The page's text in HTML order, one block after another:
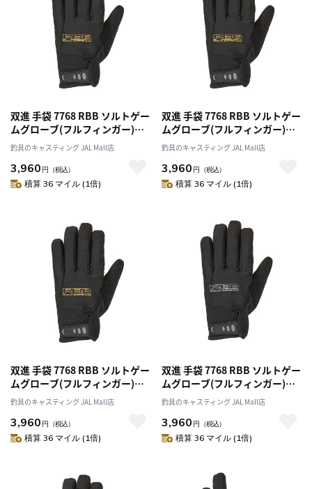
双進 手袋 7768 RBB ソルトゲー
ムグローブ(フルフィンガー)
ＢＬＫ／ゴールド Ｌサイズ
釣具のキャスティング JAL Mall店
3,960 円 （税込）
積算 36 マイル (1倍)
双進 手袋 7768 RBB ソルトゲー
ムグローブ(フルフィンガー)
BLK／ゴールド LLサイズ
釣具のキャスティング JAL Mall店
3,960 円 （税込）
積算 36 マイル (1倍)
双進 手袋 7768 RBB ソルトゲー
ムグローブ(フルフィンガー)
BLK／ゴールド 3Lサイズ
釣具のキャスティング JAL Mall店
3,960 円 （税込）
積算 36 マイル (1倍)
双進 手袋 7768 RBB ソルトゲー
ムグローブ(フルフィンガー)
BLK×ライトグレー Mサイズ
釣具のキャスティング JAL Mall店
3,960 円 （税込）
積算 36 マイル (1倍)